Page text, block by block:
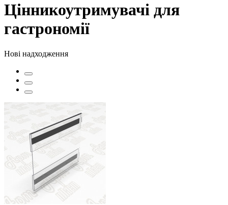
Цінникоутримувачі для
гастрономії
Нові надходження